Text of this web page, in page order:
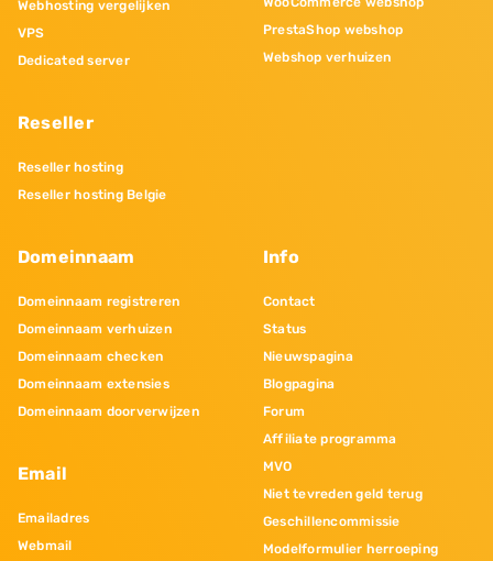
Webhosting vergelijken
VPS
Dedicated server
Reseller
Reseller hosting
Reseller hosting Belgie
PrestaShop webshop
Webshop verhuizen
Domeinnaam
Domeinnaam registreren
Domeinnaam verhuizen
Domeinnaam checken
Domeinnaam extensies
Domeinnaam doorverwijzen
Email
Emailadres
Webmail
Info
Contact
Status
Nieuwspagina
Blogpagina
Forum
Affiliate programma
MVO
Niet tevreden geld terug
Geschillencommissie
Modelformulier herroeping